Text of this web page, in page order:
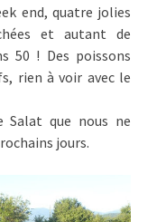
end, quatre jolies
et autant de
50 ! Des poissons
rien à voir avec le
Salat que nous ne
jours.